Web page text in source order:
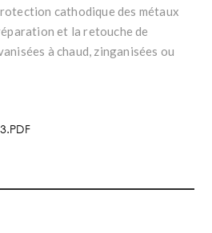
cathodique des métaux
et la retouche de
à chaud, zinganisées ou